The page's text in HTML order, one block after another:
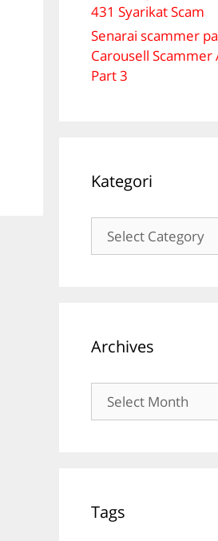
431 Syarikat Scam
Senarai scammer
Carousell Scammer
Part 3
Kategori
Kategori
Archives
Archives
Tags